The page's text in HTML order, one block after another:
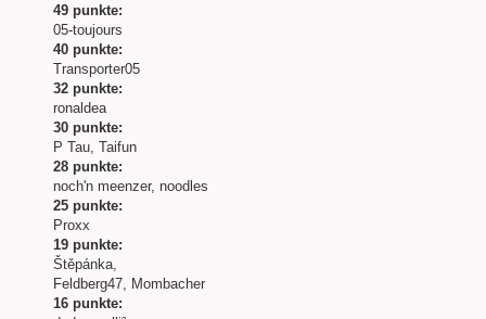
49 punkte:
05-toujours
40 punkte:
Transporter05
32 punkte:
ronaldea
30 punkte:
P Tau, Taifun
28 punkte:
noch'n meenzer, noodles
25 punkte:
Proxx
19 punkte:
Štěpánka,
Feldberg47, Mombacher
16 punkte: